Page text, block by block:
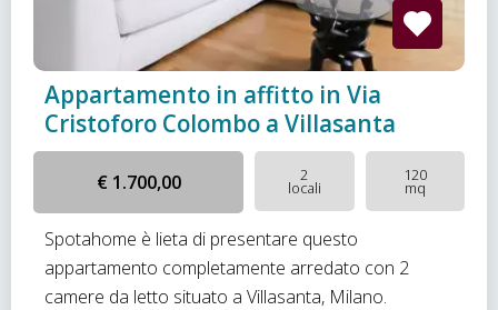
Appartamento in affitto in Via
Cristoforo Colombo a Villasanta
€ 1.700,00 2
locali
120
mq
Spotahome è lieta di presentare questo
appartamento completamente arredato con 2
camere da letto situato a Villasanta, Milano.